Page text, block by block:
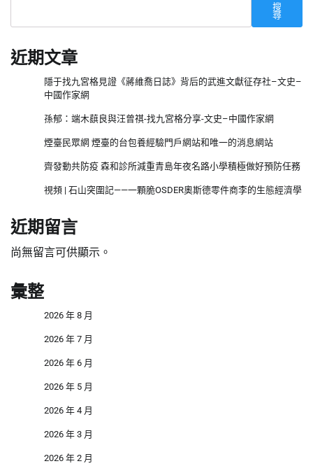
搜
尋
近期文章
隱于找九宮格見證《蔣維喬日誌》背后的武進文獻征存社–文史–
中國作家網
孫郁：端木蕻良與汪曾祺-找九宮格分享-文史–中國作家網
煙臺民眾網 煙臺的台包養經驗門戶網站和唯一的消息網站
齊發動共防疫 森和診所減重青島年夜名路小學積極做好預防任務
視頻 | 石山突圍記——一顆脆OSDER奧斯德零件商李的生態經濟學
近期留言
尚無留言可供顯示。
彙整
2026 年 8 月
2026 年 7 月
2026 年 6 月
2026 年 5 月
2026 年 4 月
2026 年 3 月
2026 年 2 月